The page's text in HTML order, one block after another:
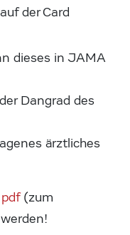
der Card
dieses in JAMA
Dangrad des
ärztliches
pdf(zum